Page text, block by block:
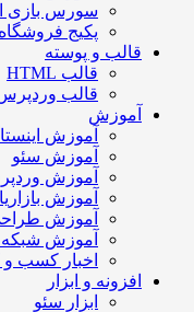
سورس بازی
پکیج
قالب و پوسته
قالب HTML
قالب
آموزش
آموزش
آموزش سئو
آموزش
آموزش
آموزش
آموزش شبکه
اخبار کسب و
افزونه و ابزار
ابزار سئو